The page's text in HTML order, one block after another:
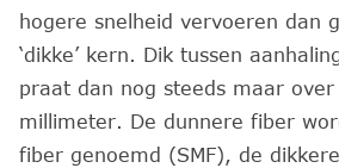
hogere snelheid vervoeren dan
‘dikke’ kern. Dik tussen
praat dan nog steeds maar
millimeter. De dunnere fiber
fiber genoemd (SMF), de